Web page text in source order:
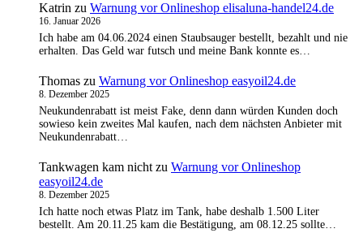
Katrin zu Warnung vor Onlineshop elisaluna-handel24.de
16. Januar 2026
Ich habe am 04.06.2024 einen Staubsauger bestellt, bezahlt und nie
erhalten. Das Geld war futsch und meine Bank konnte es…
Thomas zu Warnung vor Onlineshop easyoil24.de
8. Dezember 2025
Neukundenrabatt ist meist Fake, denn dann würden Kunden doch
sowieso kein zweites Mal kaufen, nach dem nächsten Anbieter mit
Neukundenrabatt…
Tankwagen kam nicht zu Warnung vor Onlineshop
easyoil24.de
8. Dezember 2025
Ich hatte noch etwas Platz im Tank, habe deshalb 1.500 Liter
bestellt. Am 20.11.25 kam die Bestätigung, am 08.12.25 sollte…